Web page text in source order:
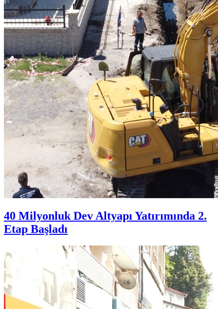
40 Milyonluk Dev Altyapı Yatırımında 2.
Etap Başladı